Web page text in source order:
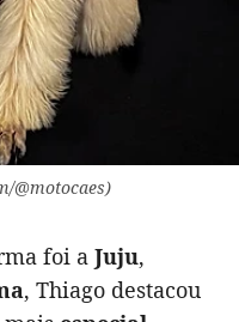
@motocaes)
foi a Juju,
, Thiago destacou